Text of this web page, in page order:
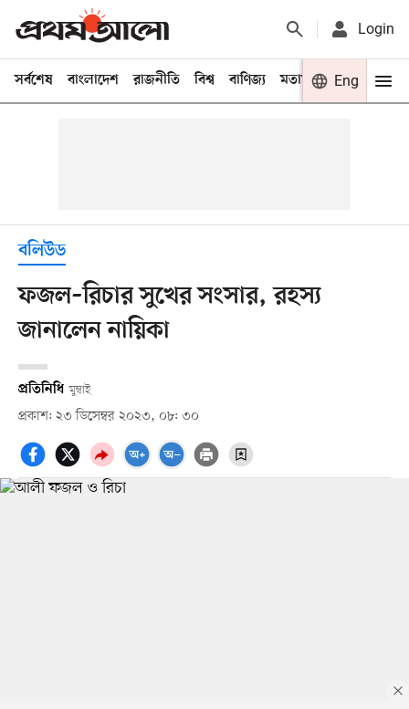
Login
সর্বশেষ বাংলাদেশ রাজনীতি বিশ্ব বাণিজ্য মতামত খেলা
Eng
বলিউড
ফজল–রিচার সুখের সংসার, রহস্য
জানালেন নায়িকা
প্রতিনিধি মুম্বাই
প্রকাশ: ২৩ ডিসেম্বর ২০২৩, ০৮: ৩০